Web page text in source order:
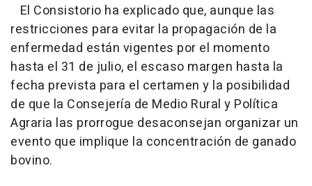
El Consistorio ha explicado que, aunque las
restricciones para evitar la propagación de la
enfermedad están vigentes por el momento
hasta el 31 de julio, el escaso margen hasta la
fecha prevista para el certamen y la posibilidad
de que la Consejería de Medio Rural y Política
Agraria las prorrogue desaconsejan organizar un
evento que implique la concentración de ganado
bovino.